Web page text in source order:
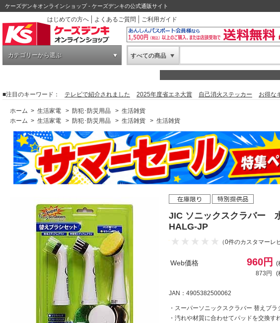
ケーズデンキオンラインショップ - ケーズデンキの公式通販サイト
はじめての方へ
よくあるご質問 ご利用ガイド
カテゴリーから選ぶ すべての商品
■注目のキーワード： テレビで紹介されました 2025年度省エネ大賞 自己消火ステッカー お得な
ホーム > 生活家電 > 防犯･防災用品 > 生活雑貨
ホーム > 生活家電 > 防犯･防災用品 > 生活雑貨 > 生活雑貨
JIC ソニックスクラバー
HALG-JP
（0件のカスタマーレ
Web価格 960円
(
873円
(
JAN：4905382500062
・スーパーソニックスクラバー 替えブラ
・汚れや材質に合わせてパッドを交換す